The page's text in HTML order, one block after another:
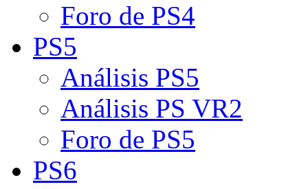
Foro de PS4
PS5
Análisis PS5
Análisis PS VR2
Foro de PS5
PS6